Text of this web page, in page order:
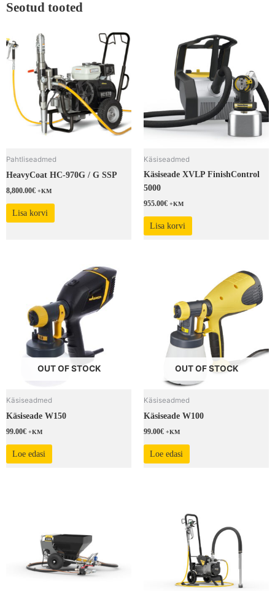
Seotud tooted
Pahtliseadmed
HeavyCoat HC-970G / G SSP
8,800.00€ +KM
Lisa korvi
Käsiseadmed
Käsiseade XVLP FinishControl
5000
955.00€ +KM
Lisa korvi
OUT OF STOCK
Käsiseadmed
Käsiseade W150
99.00€ +KM
Loe edasi
OUT OF STOCK
Käsiseadmed
Käsiseade W100
99.00€ +KM
Loe edasi